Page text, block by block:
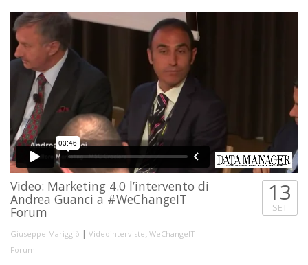
Video: Marketing 4.0 l’intervento di
Andrea Guanci a #WeChangeIT
Forum
Giuseppe Mariggiò | Videointerviste, WeChangeIT
Forum
13
SET